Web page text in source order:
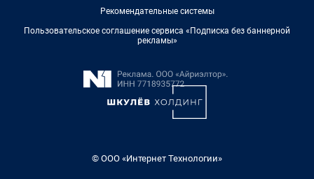
Рекомендательные системы
Пользовательское соглашение сервиса «Подписка без баннерной
рекламы»
© ООО «Интернет Технологии»